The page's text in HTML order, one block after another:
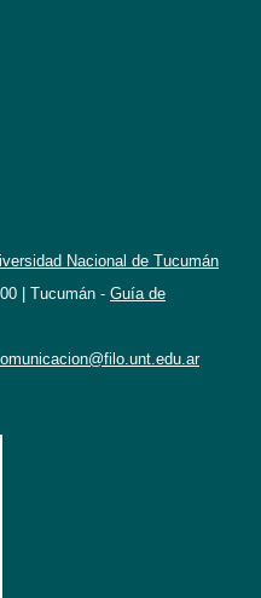
Nacional de Tucumán
| Tucumán - Guía de